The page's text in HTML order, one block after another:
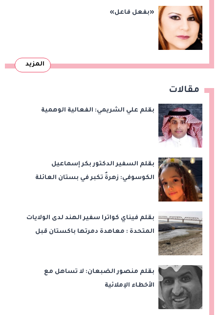
«بفعل فاعل»
المزيد
مقالات
بقلم علي الشريمي: الفعالية الوهمية
بقلم السفير الدكتور بكر إسماعيل
الكوسوفي: زهرةٌ تكبر في بستان العائلة
بقلم فيناي كواترا سفير الهند لدى الولايات
المتحدة : معاهدة دمرتها باكستان قبل
بقلم منصور الضبعان: لا تساهل مع
الأخطاء الإملائية